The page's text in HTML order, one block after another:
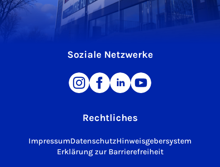
Soziale Netzwerke
Rechtliches
ImpressumDatenschutzHinweisgebersystem
Erklärung zur Barrierefreiheit